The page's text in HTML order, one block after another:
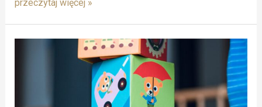
przeczytaj więcej »